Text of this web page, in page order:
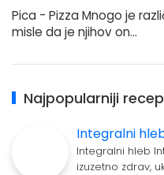
Pica - Pizza Mnogo je
misle da je njihov on…
Najpopularniji
Integralni
Integralni hleb
izuzetno zdrav,